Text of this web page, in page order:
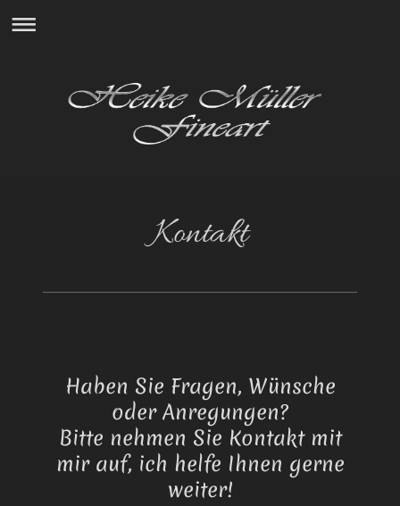
Kontakt
Haben Sie Fragen, Wünsche
oder Anregungen?
Bitte nehmen Sie Kontakt mit
mir auf, ich helfe Ihnen gerne
weiter!